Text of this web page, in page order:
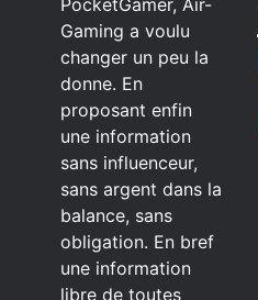
PocketGamer, Air-
Gaming a voulu
changer un peu la
donne. En
proposant enfin
une information
sans influenceur,
sans argent dans la
balance, sans
obligation. En bref
une information
libre de toutes